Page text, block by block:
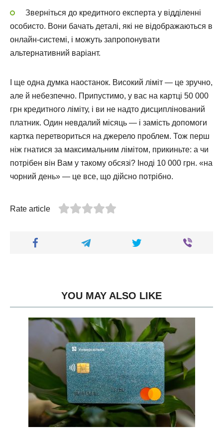
Зверніться до кредитного експерта у відділенні
особисто. Вони бачать деталі, які не відображаються в
онлайн-системі, і можуть запропонувати
альтернативний варіант.
І ще одна думка наостанок. Високий ліміт — це зручно,
але й небезпечно. Припустимо, у вас на картці 50 000
грн кредитного ліміту, і ви не надто дисциплінований
платник. Один невдалий місяць — і замість допомоги
картка перетвориться на джерело проблем. Тож перш
ніж гнатися за максимальним лімітом, прикиньте: а чи
потрібен він Вам у такому обсязі? Іноді 10 000 грн. «на
чорний день» — це все, що дійсно потрібно.
Rate article
YOU MAY ALSO LIKE